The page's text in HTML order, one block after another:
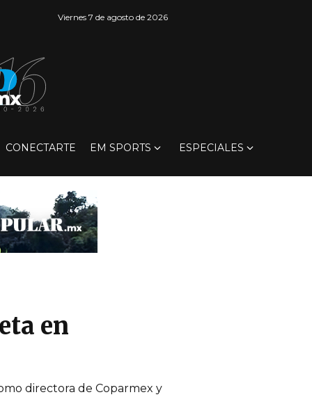
Viernes 7 de agosto de 2026
CONECTARTE EM SPORTS ESPECIALES
en
directora de Coparmex y